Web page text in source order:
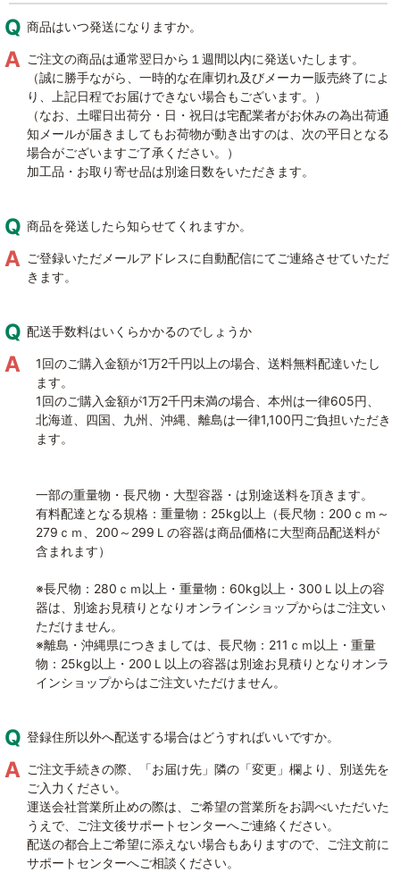
商品はいつ発送になりますか。
ご注文の商品は通常翌日から１週間以内に発送いたします。
（誠に勝手ながら、一時的な在庫切れ及びメーカー販売終了によ
り、上記日程でお届けできない場合もございます。）
（なお、土曜日出荷分・日・祝日は宅配業者がお休みの為出荷通
知メールが届きましてもお荷物が動き出すのは、次の平日となる
場合がございますご了承ください。）
加工品・お取り寄せ品は別途日数をいただきます。
商品を発送したら知らせてくれますか。
ご登録いただメールアドレスに自動配信にてご連絡させていただ
きます。
配送手数料はいくらかかるのでしょうか
1回のご購入金額が1万2千円以上の場合、送料無料配達いたし
ます。
1回のご購入金額が1万2千円未満の場合、本州は一律605円、
北海道、四国、九州、沖縄、離島は一律1,100円ご負担いただき
ます。
一部の重量物・長尺物・大型容器・は別途送料を頂きます。
有料配達となる規格：重量物：25kg以上（長尺物：200ｃｍ～
279ｃｍ、200～299Ｌの容器は商品価格に大型商品配送料が
含まれます）
※長尺物：280ｃｍ以上・重量物：60kg以上・300Ｌ以上の容
器は、別途お見積りとなりオンラインショップからはご注文い
ただけません。
※離島・沖縄県につきましては、長尺物：211ｃｍ以上・重量
物：25kg以上・200Ｌ以上の容器は別途お見積りとなりオンラ
インショップからはご注文いただけません。
登録住所以外へ配送する場合はどうすればいいですか。
ご注文手続きの際、「お届け先」隣の「変更」欄より、別送先を
ご入力ください。
運送会社営業所止めの際は、ご希望の営業所をお調べいただいた
うえで、ご注文後サポートセンターへご連絡ください。
配送の都合上ご希望に添えない場合もありますので、ご注文前に
サポートセンターへご相談ください。